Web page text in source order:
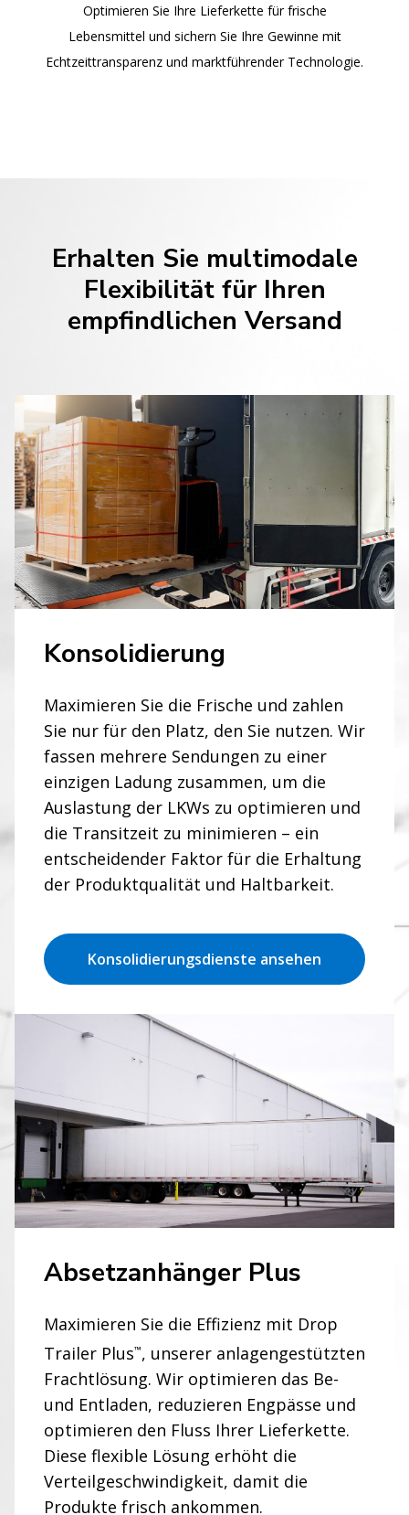
Optimieren Sie Ihre Lieferkette für frische
Lebensmittel und sichern Sie Ihre Gewinne mit
Echtzeittransparenz und marktführender Technologie.
Erhalten Sie multimodale
Flexibilität für Ihren
empfindlichen Versand
Konsolidierung
Maximieren Sie die Frische und zahlen
Sie nur für den Platz, den Sie nutzen. Wir
fassen mehrere Sendungen zu einer
einzigen Ladung zusammen, um die
Auslastung der LKWs zu optimieren und
die Transitzeit zu minimieren – ein
entscheidender Faktor für die Erhaltung
der Produktqualität und Haltbarkeit.
Konsolidierungsdienste ansehen
Absetzanhänger Plus
Maximieren Sie die Effizienz mit Drop
Trailer Plus™, unserer anlagengestützten
Frachtlösung. Wir optimieren das Be-
und Entladen, reduzieren Engpässe und
optimieren den Fluss Ihrer Lieferkette.
Diese flexible Lösung erhöht die
Verteilgeschwindigkeit, damit die
Produkte frisch ankommen.